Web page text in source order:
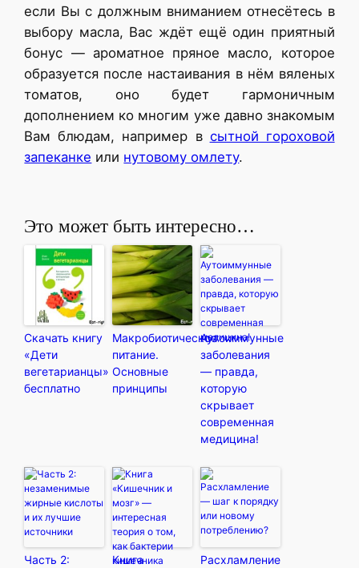
если Вы с должным вниманием отнесётесь в
выбору масла, Вас ждёт ещё один приятный
бонус — ароматное пряное масло, которое
образуется после настаивания в нём вяленых
томатов, оно будет гармоничным
дополнением ко многим уже давно знакомым
Вам блюдам, например в сытной гороховой
запеканке или нутовому омлету.
Это может быть интересно…
Скачать книгу
«Дети
вегетарианцы»
бесплатно
Макробиотическое
питание.
Основные
принципы
Аутоиммунные
заболевания
— правда,
которую
скрывает
современная
медицина!
Часть 2:
Книга
Расхламление